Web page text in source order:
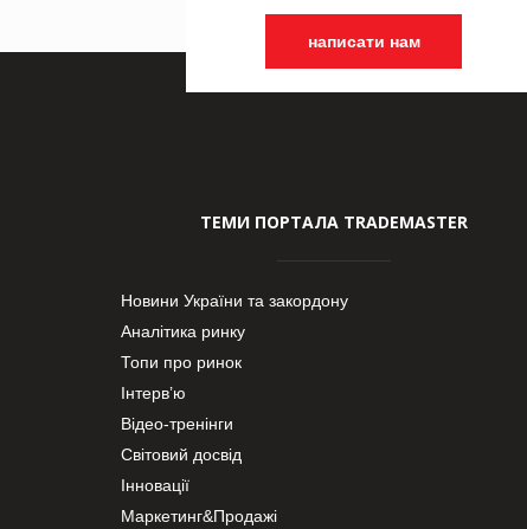
написати нам
ТЕМИ ПОРТАЛА TRADEMASTER
Новини України та закордону
Аналітика ринку
Топи про ринок
Інтерв’ю
Відео-тренінги
Світовий досвід
Інновації
Маркетинг&Продажі